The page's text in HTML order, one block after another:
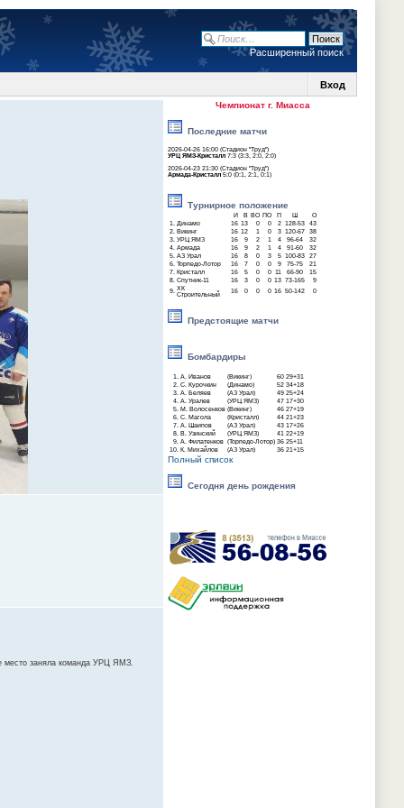
Расширенный поиск
Вход
место заняла команда УРЦ ЯМЗ.
Чемпионат г. Миасса
Последние матчи
2026-04-26 16:00 (Стадион "Труд")
УРЦ ЯМЗ-Кристалл 7:3 (3:3, 2:0, 2:0)
2026-04-23 21:30 (Стадион "Труд")
Армада-Кристалл 5:0 (0:1, 2:1, 0:1)
Турнирное положение
И В ВО ПО П
О
1.
Динамо 16 13 0 0 2 128-53
43
2.
Викинг 16 12 1 0 3 120-67
38
3. УРЦ ЯМЗ 16 9 2 1 4 96-64
32
4. Армада 16 9 2 1 4 91-60
32
5. АЗ Урал 16 8 0 3 5 100-83
27
6. Торпедо-Лотор 16 7 0 0 9 75-75
21
7.
Кристалл 16 5 0 0 11 66-90
15
8. Спутник-11 16 3 0 0 13 73-165
9
9. ХК
Строительный
16 0 0 0 16 50-142 0
Предстоящие матчи
Бомбардиры
1. А. Иванов (Викинг) 60 29+31
2. С. Курочкин (Динамо) 52 34+18
3. А. Беляев (АЗ Урал) 49 25+24
4. А. Уралев (УРЦ ЯМЗ) 47 17+30
5.
М. Волосенков (Викинг) 46 27+19
6. С. Магола (Кристалл) 44 21+23
7. А. Шаипов (АЗ Урал) 43 17+26
8.
В. Узинский (УРЦ ЯМЗ) 41 22+19
9. А. Филатенков (Торпедо-Лотор) 36 25+11
10.
К. Михайлов (АЗ Урал) 36 21+15
Полный список
Сегодня день рождения